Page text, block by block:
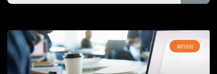
ARTIGOS